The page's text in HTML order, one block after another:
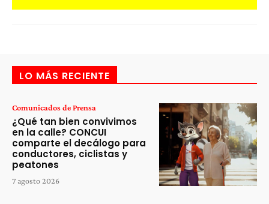
LO MÁS RECIENTE
Comunicados de Prensa
¿Qué tan bien convivimos
en la calle? CONCUI
comparte el decálogo para
conductores, ciclistas y
peatones
7 agosto 2026